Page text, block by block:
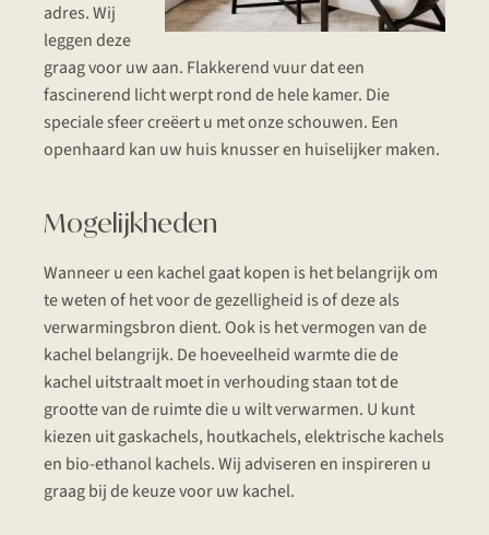
adres. Wij
leggen deze
graag voor uw aan. Flakkerend vuur dat een
fascinerend licht werpt rond de hele kamer. Die
speciale sfeer creëert u met onze schouwen. Een
openhaard kan uw huis knusser en huiselijker maken.
Mogelijkheden
Wanneer u een kachel gaat kopen is het belangrijk om
te weten of het voor de gezelligheid is of deze als
verwarmingsbron dient. Ook is het vermogen van de
kachel belangrijk. De hoeveelheid warmte die de
kachel uitstraalt moet in verhouding staan tot de
grootte van de ruimte die u wilt verwarmen. U kunt
kiezen uit gaskachels, houtkachels, elektrische kachels
en bio-ethanol kachels. Wij adviseren en inspireren u
graag bij de keuze voor uw kachel.